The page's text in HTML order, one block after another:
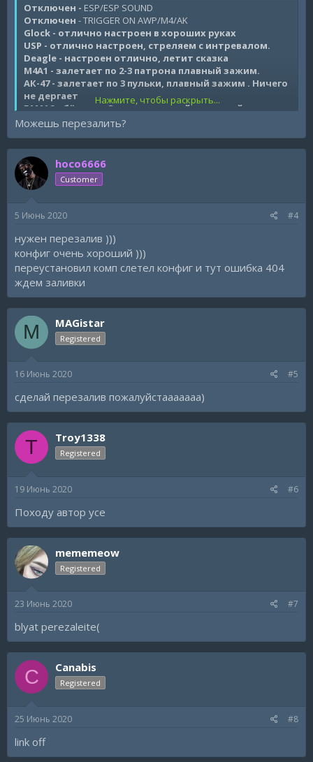
Отключен - ESP/ESP SOUND
Отключен - TRIGGER ON AWP/M4/AK
Glock - отлично настроен в хороших руках
USP - отлично настроен, стреляем с интревалом.
Deagle - настроен отлично, летит сказка
М4А1 - залетает по 2-3 патрона плавный зажим.
АК-47 - залетает по 3 пульки, плавный зажим . Ничего
не дергает
FAMAS - бёрст по 3 патрона, спрей не плохой.
Galil - стрельба как по 3 патрона так и зажим до 7-10
AWP - Настроен отлично. Стрелять будете как Марик
в лучшие годы
Скачать настройки
Нажмите, чтобы раскрыть...
Можешь перезалить?
hoco6666
Customer
5 Июнь 2020 #4
нужен перезалив )))
конфиг очень хороший )))
переустановил комп слетел конфиг и тут ошибка 404
ждем заливки
M MAGistar
Registered
16 Июнь 2020 #5
сделай перезалив пожалуйстааааааа)
T Troy1338
Registered
19 Июнь 2020 #6
Походу автор усе
mememeow
Registered
23 Июнь 2020 #7
blyat perezaleite(
C Canabis
Registered
25 Июнь 2020 #8
link off